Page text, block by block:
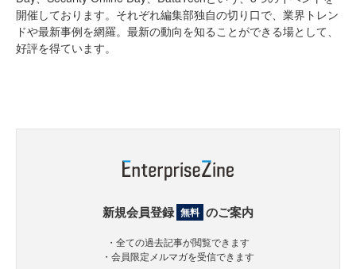
開催しております。それぞれ編集部独自の切り口で、業界トレン
ドや最新事例を網羅。最新の動向を知ることができる場として、
好評を得ています。
新規会員登録 無料 のご案内
・全ての過去記事が閲覧できます
・会員限定メルマガを受信できます